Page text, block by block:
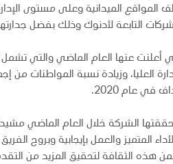
المواقع الميدانية وعلى مستوى
أعلنت عنها العام الماضي والتي
العليا، وزيادة نسبة المواطنات من
عام 2020.
الشركة خلال العام الماضي
المتميز والعمل بإيجابية وبروح
هذه الثقافة لتحقيق المزيد من